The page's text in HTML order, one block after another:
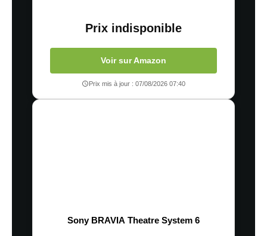
Prix indisponible
Voir sur Amazon
Prix mis à jour : 07/08/2026 07:40
Sony BRAVIA Theatre System 6